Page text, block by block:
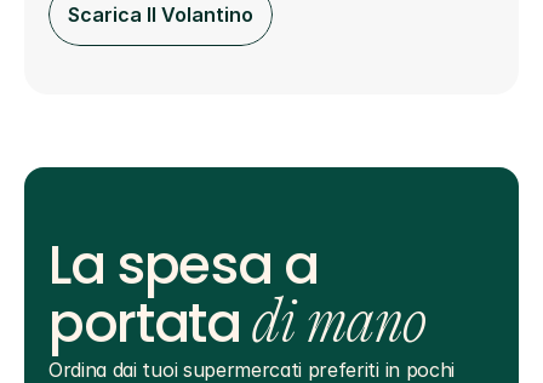
Scarica Il Volantino
La spesa a
portatadi mano
Ordina dai tuoi supermercati preferiti in pochi